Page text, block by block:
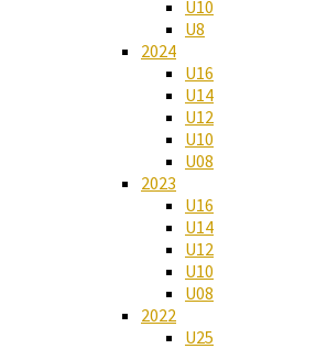
U10
U8
2024
U16
U14
U12
U10
U08
2023
U16
U14
U12
U10
U08
2022
U25